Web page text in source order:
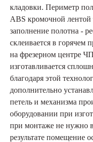
кладовки. Периметр
ABS кромочной
заполнение полотна -
склеивается в горячем
на фрезерном центре
изготавливается
благодаря этой
дополнительно
петель и механизма
оборудовании при
при монтаже не нужно
результате помещение